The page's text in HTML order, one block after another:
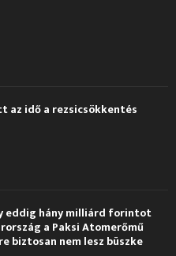
az idő a rezsicsökkentés
eddig hány milliárd forintot
a Paksi Atomerőmű
biztosan nem lesz büszke